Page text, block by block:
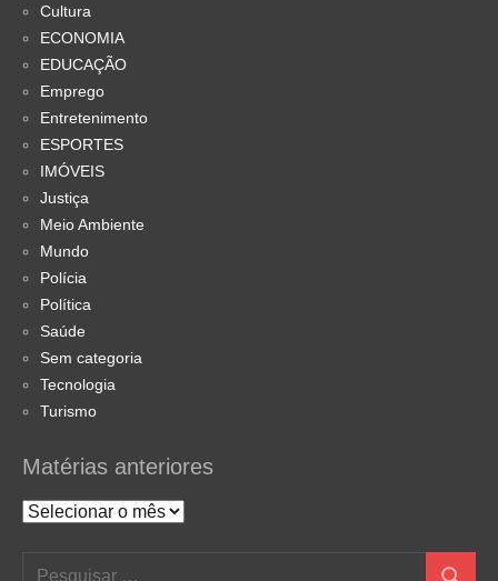
Cultura
ECONOMIA
EDUCAÇÃO
Emprego
Entretenimento
ESPORTES
IMÓVEIS
Justiça
Meio Ambiente
Mundo
Polícia
Política
Saúde
Sem categoria
Tecnologia
Turismo
Matérias anteriores
Matérias